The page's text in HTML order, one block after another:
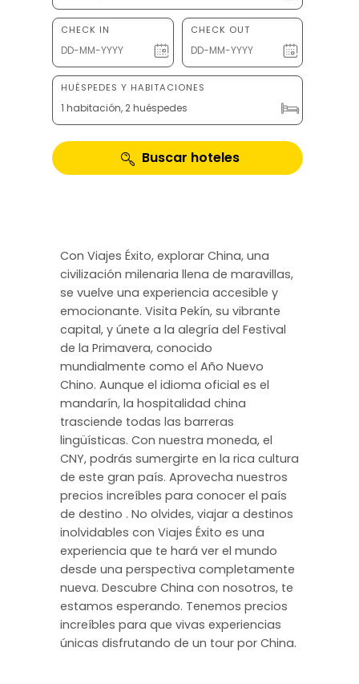
CHECK IN CHECK OUT
HUÉSPEDES Y HABITACIONES
1 habitación, 2 huéspedes
Buscar hoteles
Con Viajes Éxito, explorar China, una
civilización milenaria llena de maravillas,
se vuelve una experiencia accesible y
emocionante. Visita Pekín, su vibrante
capital, y únete a la alegría del Festival
de la Primavera, conocido
mundialmente como el Año Nuevo
Chino. Aunque el idioma oficial es el
mandarín, la hospitalidad china
trasciende todas las barreras
lingüísticas. Con nuestra moneda, el
CNY, podrás sumergirte en la rica cultura
de este gran país. Aprovecha nuestros
precios increíbles para conocer el país
de destino . No olvides, viajar a destinos
inolvidables con Viajes Éxito es una
experiencia que te hará ver el mundo
desde una perspectiva completamente
nueva. Descubre China con nosotros, te
estamos esperando. Tenemos precios
increíbles para que vivas experiencias
únicas disfrutando de un tour por China.